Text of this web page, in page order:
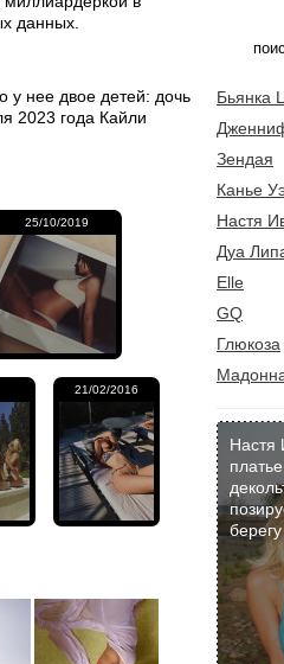
данных.
у нее двое детей: дочь
2023 года Кайли
25/10/2019
21/02/2016
Бьянка
Зендая
Канье
Настя
Дуа
Elle
GQ
Глюкоза
Настя